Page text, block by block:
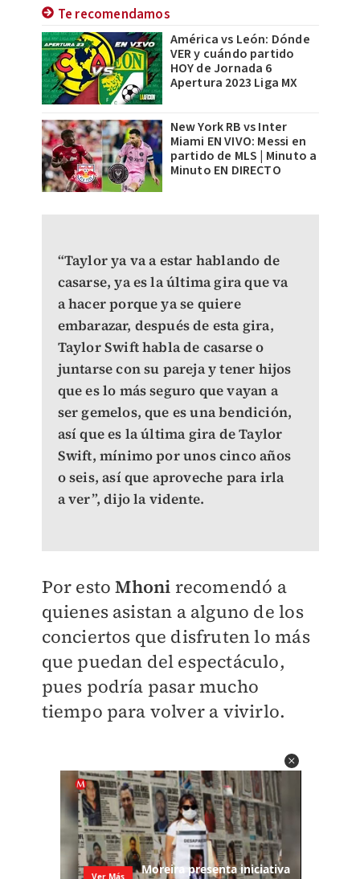
Te recomendamos
América vs León: Dónde
VER y cuándo partido
HOY de Jornada 6
Apertura 2023 Liga MX
New York RB vs Inter
Miami EN VIVO: Messi en
partido de MLS | Minuto a
Minuto EN DIRECTO
​“Taylor ya va a estar hablando de
casarse, ya es la última gira que va
a hacer porque ya se quiere
embarazar, después de esta gira,
Taylor Swift habla de casarse o
juntarse con su pareja y tener hijos
que es lo más seguro que vayan a
ser gemelos, que es una bendición,
así que es la última gira de Taylor
Swift, mínimo por unos cinco años
o seis, así que aproveche para irla
a ver”, dijo la vidente.
Por estoMhoni recomendó a
quienes asistan a alguno de los
conciertos que disfruten lo más
que puedan del espectáculo,
pues podría pasar mucho
tiempo para volver a vivirlo.